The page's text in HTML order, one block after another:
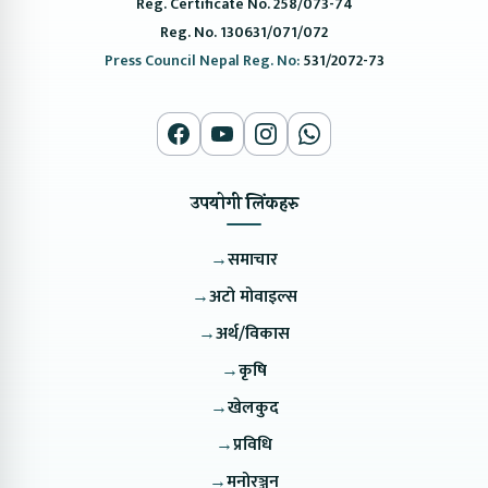
Reg. No. 130631/071/072
Press Council Nepal Reg. No:531/2072-73
उपयोगी लिंकहरु
→समाचार
→अटो मोवाइल्स
→अर्थ/विकास
→कृषि
→खेलकुद
→प्रविधि